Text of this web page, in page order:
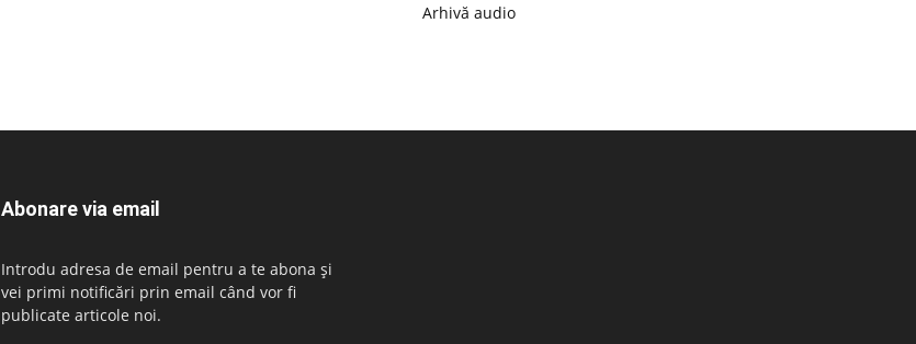
Arhivă audio
Abonare via email
Introdu adresa de email pentru a te abona și
vei primi notificări prin email când vor fi
publicate articole noi.